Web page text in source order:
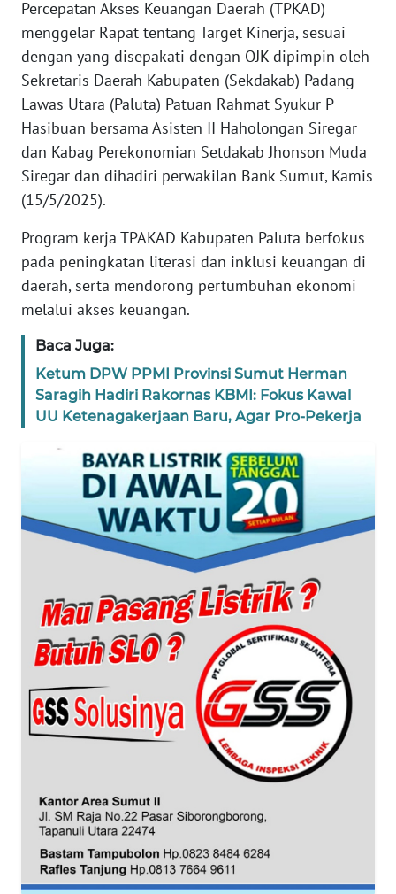
Percepatan Akses Keuangan Daerah (TPKAD)
menggelar Rapat tentang Target Kinerja, sesuai
dengan yang disepakati dengan OJK dipimpin oleh
Sekretaris Daerah Kabupaten (Sekdakab) Padang
Lawas Utara (Paluta) Patuan Rahmat Syukur P
Hasibuan bersama Asisten II Haholongan Siregar
dan Kabag Perekonomian Setdakab Jhonson Muda
Siregar dan dihadiri perwakilan Bank Sumut, Kamis
(15/5/2025).
Program kerja TPAKAD Kabupaten Paluta berfokus
pada peningkatan literasi dan inklusi keuangan di
daerah, serta mendorong pertumbuhan ekonomi
melalui akses keuangan.
Baca Juga:
Ketum DPW PPMI Provinsi Sumut Herman
Saragih Hadiri Rakornas KBMI: Fokus Kawal
UU Ketenagakerjaan Baru, Agar Pro-Pekerja
News
Regional
WN
SUMUT
WN
WN
WN
BANTEN
WN
WN
KEPRI
WN
WN
RIAU
WN
SERAMBI
WN
SULTRA
WN